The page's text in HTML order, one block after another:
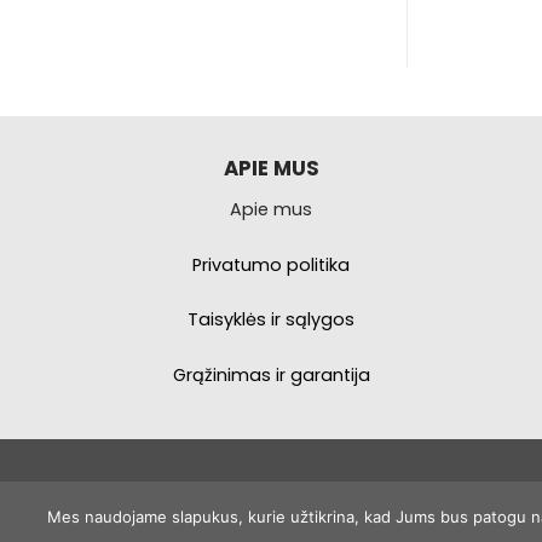
galite
produkto
APIE MUS
Apie mus
Privatumo politika
Taisyklės ir sąlygos
Grąžinimas ir garantija
Mes naudojame slapukus, kurie užtikrina, kad Jums bus